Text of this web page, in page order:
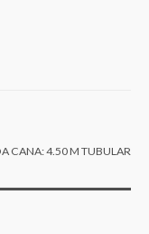
CANA: 4.50 M TUBULAR